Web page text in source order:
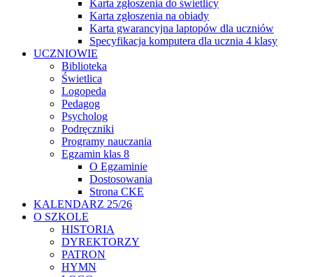
Karta zgłoszenia do świetlicy
Karta zgłoszenia na obiady
Karta gwarancyjna laptopów dla uczniów
Specyfikacja komputera dla ucznia 4 klasy
UCZNIOWIE
Biblioteka
Świetlica
Logopeda
Pedagog
Psycholog
Podręczniki
Programy nauczania
Egzamin klas 8
O Egzaminie
Dostosowania
Strona CKE
KALENDARZ 25/26
O SZKOLE
HISTORIA
DYREKTORZY
PATRON
HYMN